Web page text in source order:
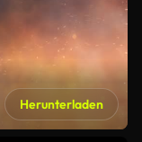
Herunterladen